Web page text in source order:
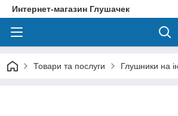
Интернет-магазин Глушачек
Товари та послуги Глушники на